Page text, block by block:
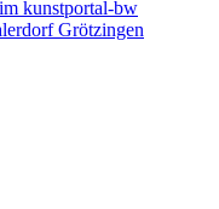
kunstportal-bw
Grötzingen